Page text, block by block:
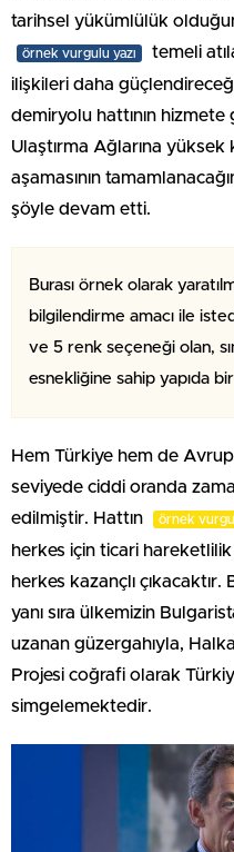
tarihsel yükümlülük
örnek vurgulu yazı
temeli
ilişkileri daha
demiryolu hattının
Ulaştırma Ağlarına
aşamasının
şöyle devam etti.
Burası örnek olarak
bilgilendirme amacı ile
ve 5 renk seçeneği olan,
esnekliğine sahip yapıda
Hem Türkiye hem de
seviyede ciddi oranda
edilmiştir. Hattın
örnek
herkes için ticari
herkes kazançlı
yanı sıra ülkemizin
uzanan güzergahıyla,
Projesi coğrafi olarak
simgelemektedir.